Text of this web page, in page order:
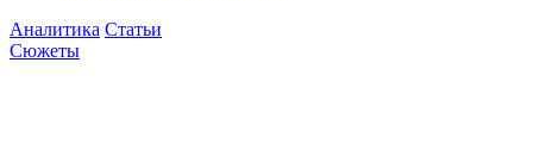
Аналитика Статьи
Сюжеты